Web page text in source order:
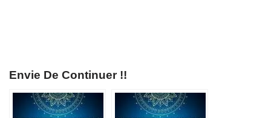
Envie De Continuer !!